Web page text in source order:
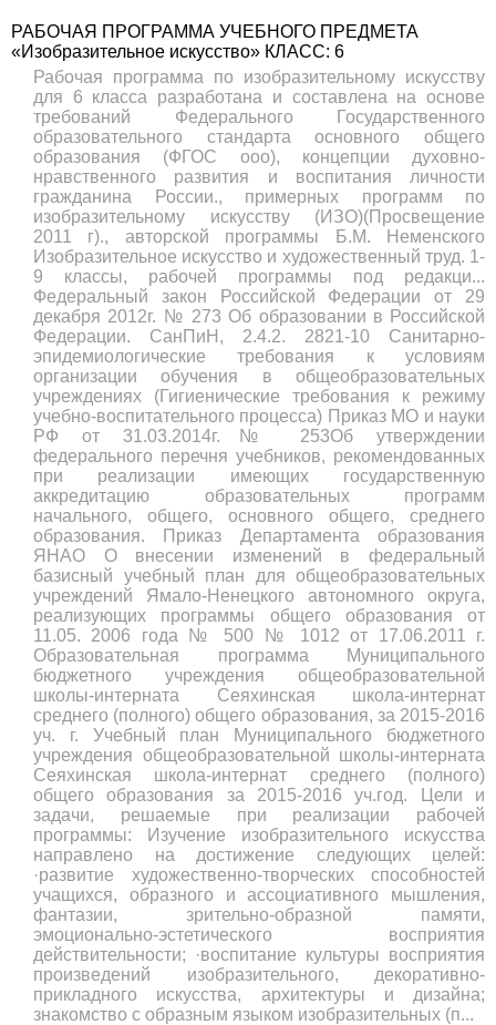
РАБОЧАЯ ПРОГРАММА УЧЕБНОГО ПРЕДМЕТА
«Изобразительное искусство» КЛАСС: 6
Рабочая программа по изобразительному искусству
для 6 класса разработана и составлена на основе
требований Федерального Государственного
образовательного стандарта основного общего
образования (ФГОС ооо), концепции духовно-
нравственного развития и воспитания личности
гражданина России., примерных программ по
изобразительному искусству (ИЗО)(Просвещение
2011 г)., авторской программы Б.М. Неменского
Изобразительное искусство и художественный труд. 1-
9 классы, рабочей программы под редакци...
Федеральный закон Российской Федерации от 29
декабря 2012г. № 273 Об образовании в Российской
Федерации. СанПиН, 2.4.2. 2821-10 Санитарно-
эпидемиологические требования к условиям
организации обучения в общеобразовательных
учреждениях (Гигиенические требования к режиму
учебно-воспитательного процесса) Приказ МО и науки
РФ от 31.03.2014г.№ 253Об утверждении
федерального перечня учебников, рекомендованных
при реализации имеющих государственную
аккредитацию образовательных программ
начального, общего, основного общего, среднего
образования. Приказ Департамента образования
ЯНАО О внесении изменений в федеральный
базисный учебный план для общеобразовательных
учреждений Ямало-Ненецкого автономного округа,
реализующих программы общего образования от
11.05. 2006 года № 500 № 1012 от 17.06.2011 г.
Образовательная программа Муниципального
бюджетного учреждения общеобразовательной
школы-интерната Сеяхинская школа-интернат
среднего (полного) общего образования, за 2015-2016
уч. г. Учебный план Муниципального бюджетного
учреждения общеобразовательной школы-интерната
Сеяхинская школа-интернат среднего (полного)
общего образования за 2015-2016 уч.год. Цели и
задачи, решаемые при реализации рабочей
программы: Изучение изобразительного искусства
направлено на достижение следующих целей:
·развитие художественно-творческих способностей
учащихся, образного и ассоциативного мышления,
фантазии, зрительно-образной памяти,
эмоционально-эстетического восприятия
действительности; ·воспитание культуры восприятия
произведений изобразительного, декоративно-
прикладного искусства, архитектуры и дизайна;
знакомство с образным языком изобразительных (п...